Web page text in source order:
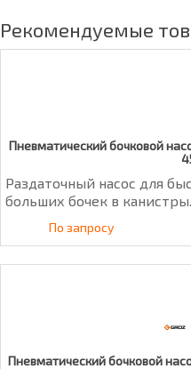
Рекомендуемые
Пневматический бочковой
Раздаточный насос для
больших бочек в
По запросу
Пневматический бочковой